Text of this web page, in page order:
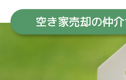
空き家売却の仲